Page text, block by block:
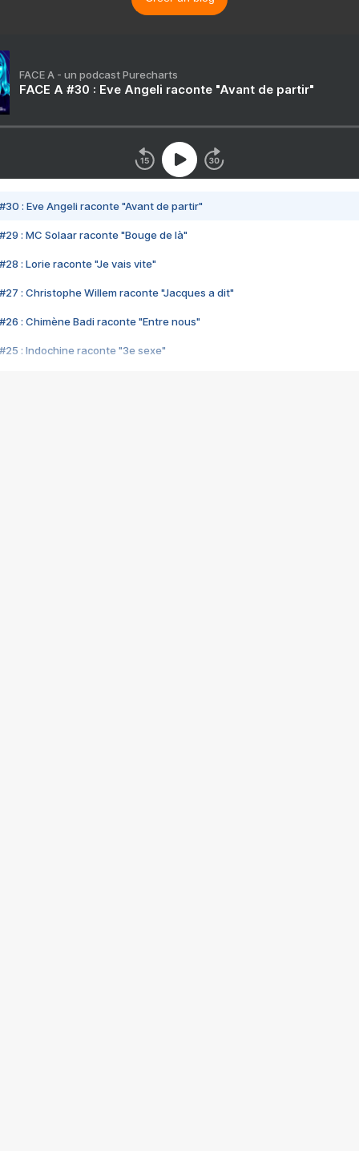
FACE A - un podcast Purecharts
FACE A #30 : Eve Angeli raconte "Avant de partir"
#30 : Eve Angeli raconte "Avant de partir"
#29 : MC Solaar raconte "Bouge de là"
#28 : Lorie raconte "Je vais vite"
#27 : Christophe Willem raconte "Jacques a dit"
#26 : Chimène Badi raconte "Entre nous"
#25 : Indochine raconte "3e sexe"